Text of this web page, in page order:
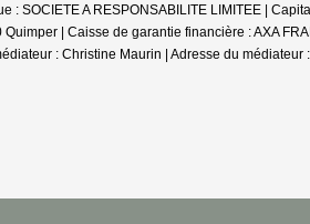
: SOCIETE A RESPONSABILITE LIMITEE |
| Caisse de garantie financière : AXA
: Christine Maurin | Adresse du